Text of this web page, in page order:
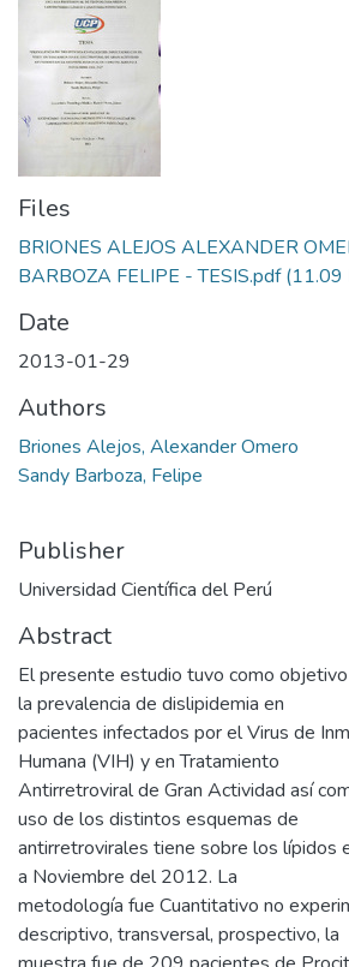
Files
BRIONES ALEJOS ALEXANDER
BARBOZA FELIPE - TESIS.pdf(11.09
Date
2013-01-29
Authors
Briones Alejos, Alexander Omero
Sandy Barboza, Felipe
Publisher
Universidad Científica del Perú
Abstract
El presente estudio tuvo como
la prevalencia de dislipidemia en
pacientes infectados por el Virus de
Humana (VIH) y en Tratamiento
Antirretroviral de Gran Actividad así
uso de los distintos esquemas de
antirretrovirales tiene sobre los lípidos
a Noviembre del 2012. La
metodología fue Cuantitativo no
descriptivo, transversal, prospectivo, la